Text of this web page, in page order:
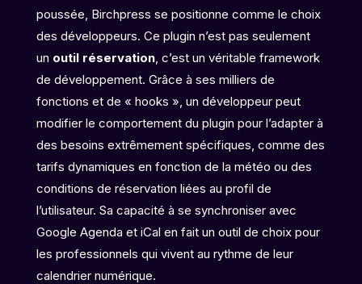
poussée, Birchpress se positionne comme le choix
des développeurs. Ce plugin n’est pas seulement
un outil réservation, c’est un véritable framework
de développement. Grâce à ses milliers de
fonctions et de « hooks », un développeur peut
modifier le comportement du plugin pour l’adapter à
des besoins extrêmement spécifiques, comme des
tarifs dynamiques en fonction de la météo ou des
conditions de réservation liées au profil de
l’utilisateur. Sa capacité à se synchroniser avec
Google Agenda et iCal en fait un outil de choix pour
les professionnels qui vivent au rythme de leur
calendrier numérique.